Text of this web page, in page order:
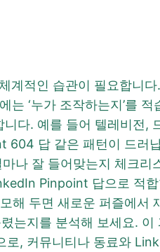
적인 습관이 필요합니
는 ‘누가 조작하는지’를
다. 예를 들어 텔레비전,
604 답 같은 패턴이 드
나 잘 들어맞는지 체크리
Pinpoint 답으로 적
해 두면 새로운 퍼즐에서
는지를 분석해 보세요.
, 커뮤니티나 동료와